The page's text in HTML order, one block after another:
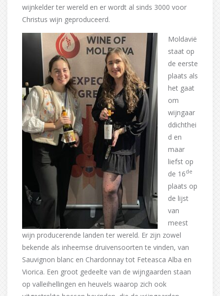
wijnkelder ter wereld en er wordt al sinds 3000 voor
Christus wijn geproduceerd.
Moldavië
staat op
de eerste
plaats als
het gaat
om
wijngaar
ddichthei
d en
maar
liefst op
de 16de
plaats op
de lijst
van
meest
wijn producerende landen ter wereld. Er zijn zowel
bekende als inheemse druivensoorten te vinden, van
Sauvignon blanc en Chardonnay tot Feteasca Alba en
Viorica. Een groot gedeelte van de wijngaarden staan
op valleihellingen en heuvels waarop zich ook